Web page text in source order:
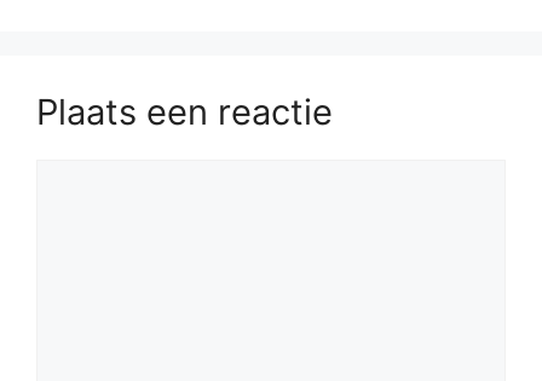
Plaats een reactie